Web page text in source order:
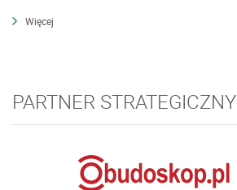
Więcej
PARTNER STRATEGICZNY